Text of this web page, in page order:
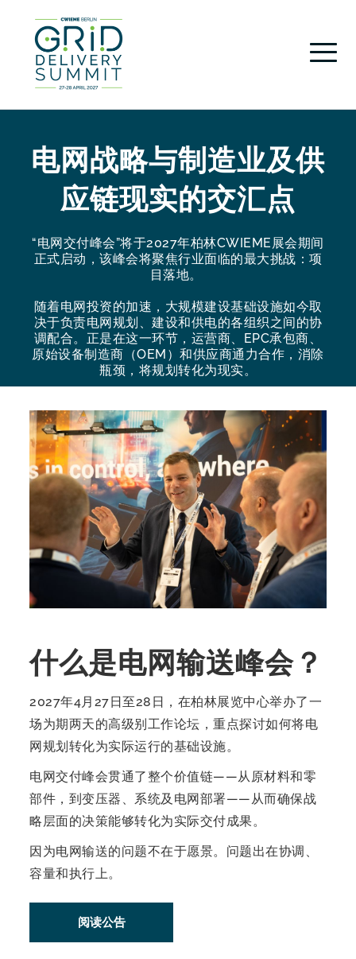
电网战略与制造业及供
应链现实的交汇点
“电网交付峰会”将于2027年柏林CWIEME展会期间
正式启动，该峰会将聚焦行业面临的最大挑战：项
目落地。
随着电网投资的加速，大规模建设基础设施如今取
决于负责电网规划、建设和供电的各组织之间的协
调配合。正是在这一环节，运营商、EPC承包商、
原始设备制造商（OEM）和供应商通力合作，消除
瓶颈，将规划转化为现实。
什么是电网输送峰会？
2027年4月27日至28日，在柏林展览中心举办了一
场为期两天的高级别工作论坛，重点探讨如何将电
网规划转化为实际运行的基础设施。
电网交付峰会贯通了整个价值链——从原材料和零
部件，到变压器、系统及电网部署——从而确保战
略层面的决策能够转化为实际交付成果。
因为电网输送的问题不在于愿景。问题出在协调、
容量和执行上。
阅读公告